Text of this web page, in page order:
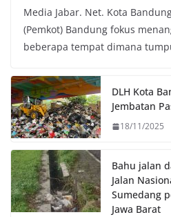
c
e
b
o
k
i
t
t
r
a
t
s
p
p
p
y
L
n
k
Media Jabar. Net. Kota
(Pemkot) Bandung fokus
beberapa tempat dimana
DLH Kota
Jembatan
18/11/2025
Bahu jalan
Jalan
Sumedang
Jawa Barat